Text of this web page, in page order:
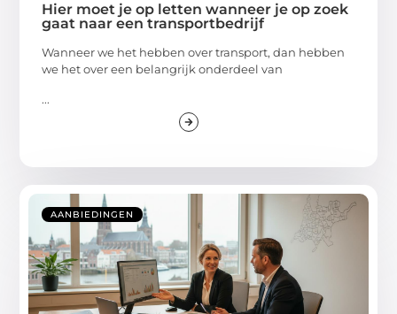
Hier moet je op letten wanneer je op zoek
gaat naar een transportbedrijf
Wanneer we het hebben over transport, dan hebben
we het over een belangrijk onderdeel van
...
AANBIEDINGEN